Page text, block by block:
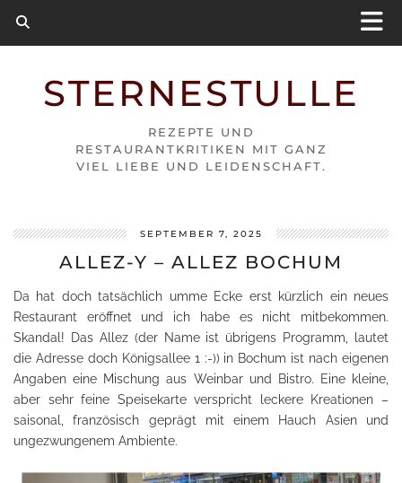
STERNESTULLE
REZEPTE UND
RESTAURANTKRITIKEN MIT GANZ
VIEL LIEBE UND LEIDENSCHAFT.
SEPTEMBER 7, 2025
ALLEZ-Y – ALLEZ BOCHUM
Da hat doch tatsächlich umme Ecke erst kürzlich ein neues
Restaurant eröffnet und ich habe es nicht mitbekommen.
Skandal! Das Allez (der Name ist übrigens Programm, lautet
die Adresse doch Königsallee 1 :-)) in Bochum ist nach eigenen
Angaben eine Mischung aus Weinbar und Bistro. Eine kleine,
aber sehr feine Speisekarte verspricht leckere Kreationen –
saisonal, französisch geprägt mit einem Hauch Asien und
ungezwungenem Ambiente.